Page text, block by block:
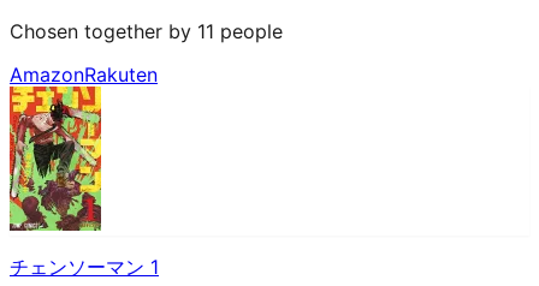
Chosen together by 11 people
AmazonRakuten
チェンソーマン 1